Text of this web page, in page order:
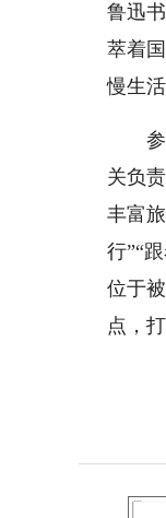
鲁迅
萃着
慢生活
关负
丰富
行”“
位于
点，